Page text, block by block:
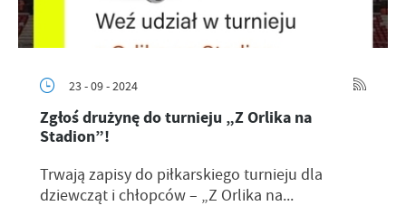
23 - 09 - 2024
Zgłoś drużynę do turnieju „Z Orlika na
Stadion”!
Trwają zapisy do piłkarskiego turnieju dla
dziewcząt i chłopców – „Z Orlika na...